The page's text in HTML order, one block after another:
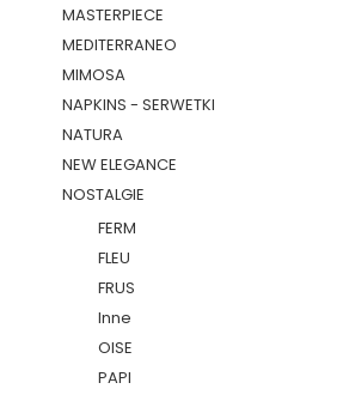
MASTERPIECE
MEDITERRANEO
MIMOSA
NAPKINS - SERWETKI
NATURA
NEW ELEGANCE
NOSTALGIE
FERM
FLEU
FRUS
Inne
OISE
PAPI